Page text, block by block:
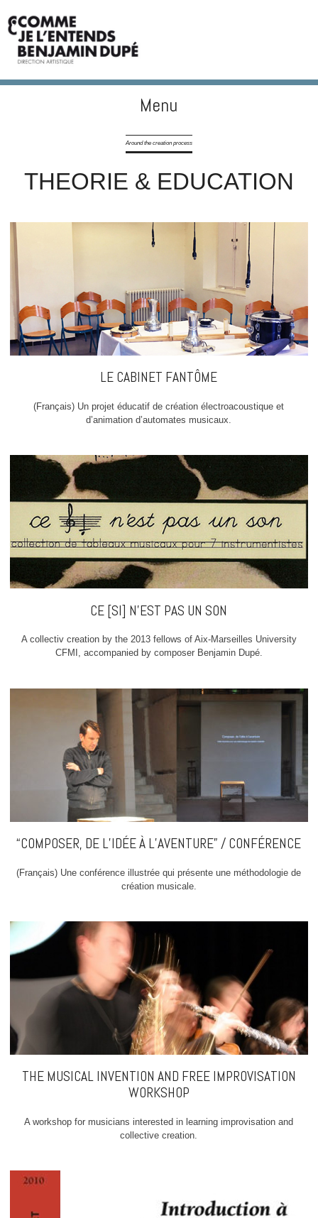
Menu
Around the creation process
THEORIE & EDUCATION
LE CABINET FANTÔME
(Français) Un projet éducatif de création électroacoustique et
d’animation d’automates musicaux.
CE [SI] N’EST PAS UN SON
A collectiv creation by the 2013 fellows of Aix-Marseilles University
CFMI, accompanied by composer Benjamin Dupé.
“COMPOSER, DE L’IDÉE À L’AVENTURE” / CONFÉRENCE
(Français) Une conférence illustrée qui présente une méthodologie de
création musicale.
THE MUSICAL INVENTION AND FREE IMPROVISATION
WORKSHOP
A workshop for musicians interested in learning improvisation and
collective creation.